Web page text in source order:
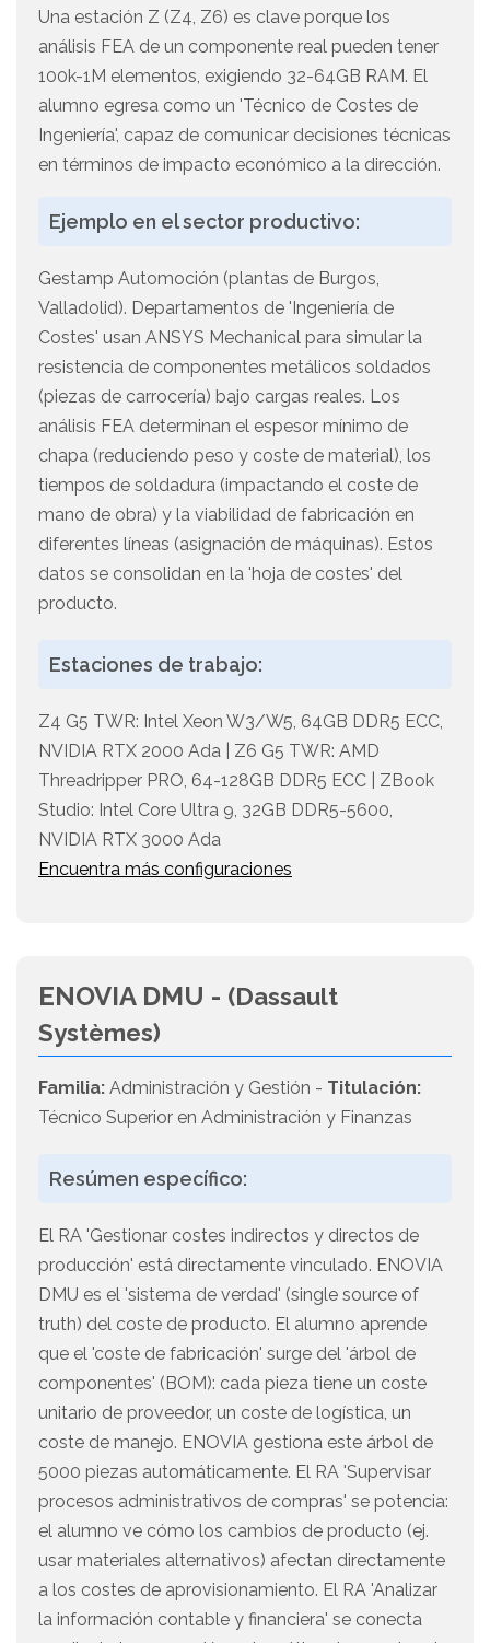
Una estación Z (Z4, Z6) es clave porque los
análisis FEA de un componente real pueden tener
100k-1M elementos, exigiendo 32-64GB RAM. El
alumno egresa como un 'Técnico de Costes de
Ingeniería', capaz de comunicar decisiones técnicas
en términos de impacto económico a la dirección.
Ejemplo en el sector productivo:
Gestamp Automoción (plantas de Burgos,
Valladolid). Departamentos de 'Ingeniería de
Costes' usan ANSYS Mechanical para simular la
resistencia de componentes metálicos soldados
(piezas de carrocería) bajo cargas reales. Los
análisis FEA determinan el espesor mínimo de
chapa (reduciendo peso y coste de material), los
tiempos de soldadura (impactando el coste de
mano de obra) y la viabilidad de fabricación en
diferentes líneas (asignación de máquinas). Estos
datos se consolidan en la 'hoja de costes' del
producto.
Estaciones de trabajo:
Z4 G5 TWR: Intel Xeon W3/W5, 64GB DDR5 ECC,
NVIDIA RTX 2000 Ada | Z6 G5 TWR: AMD
Threadripper PRO, 64-128GB DDR5 ECC | ZBook
Studio: Intel Core Ultra 9, 32GB DDR5-5600,
NVIDIA RTX 3000 Ada
Encuentra más configuraciones
ENOVIA DMU - (Dassault
Systèmes)
Familia: Administración y Gestión - Titulación:
Técnico Superior en Administración y Finanzas
Resúmen específico:
El RA 'Gestionar costes indirectos y directos de
producción' está directamente vinculado. ENOVIA
DMU es el 'sistema de verdad' (single source of
truth) del coste de producto. El alumno aprende
que el 'coste de fabricación' surge del 'árbol de
componentes' (BOM): cada pieza tiene un coste
unitario de proveedor, un coste de logística, un
coste de manejo. ENOVIA gestiona este árbol de
5000 piezas automáticamente. El RA 'Supervisar
procesos administrativos de compras' se potencia:
el alumno ve cómo los cambios de producto (ej.
usar materiales alternativos) afectan directamente
a los costes de aprovisionamiento. El RA 'Analizar
la información contable y financiera' se conecta